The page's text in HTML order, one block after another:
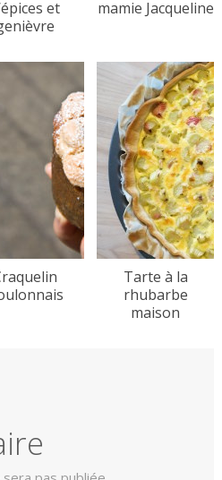
et
mamie Jacqueline
Tarte à la
rhubarbe
maison